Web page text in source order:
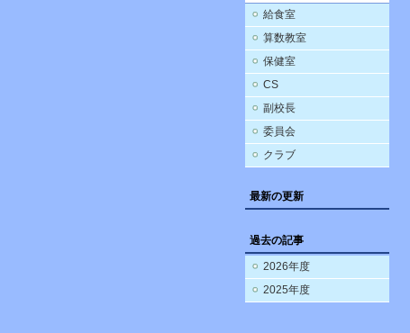
給食室
算数教室
保健室
CS
副校長
委員会
クラブ
最新の更新
過去の記事
2026年度
2025年度